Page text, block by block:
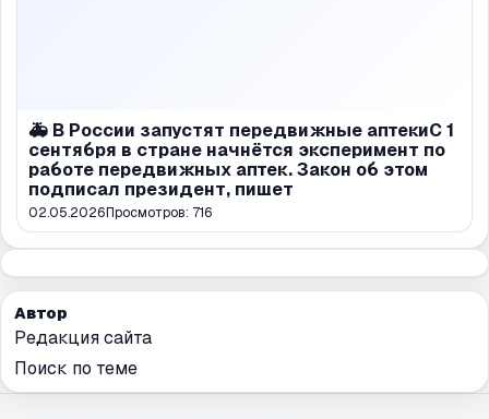
🚑 В России запустят передвижные аптекиС 1
сентября в стране начнётся эксперимент по
работе передвижных аптек. Закон об этом
подписал президент, пишет
02.05.2026Просмотров: 716
Автор
Редакция сайта
Поиск по теме